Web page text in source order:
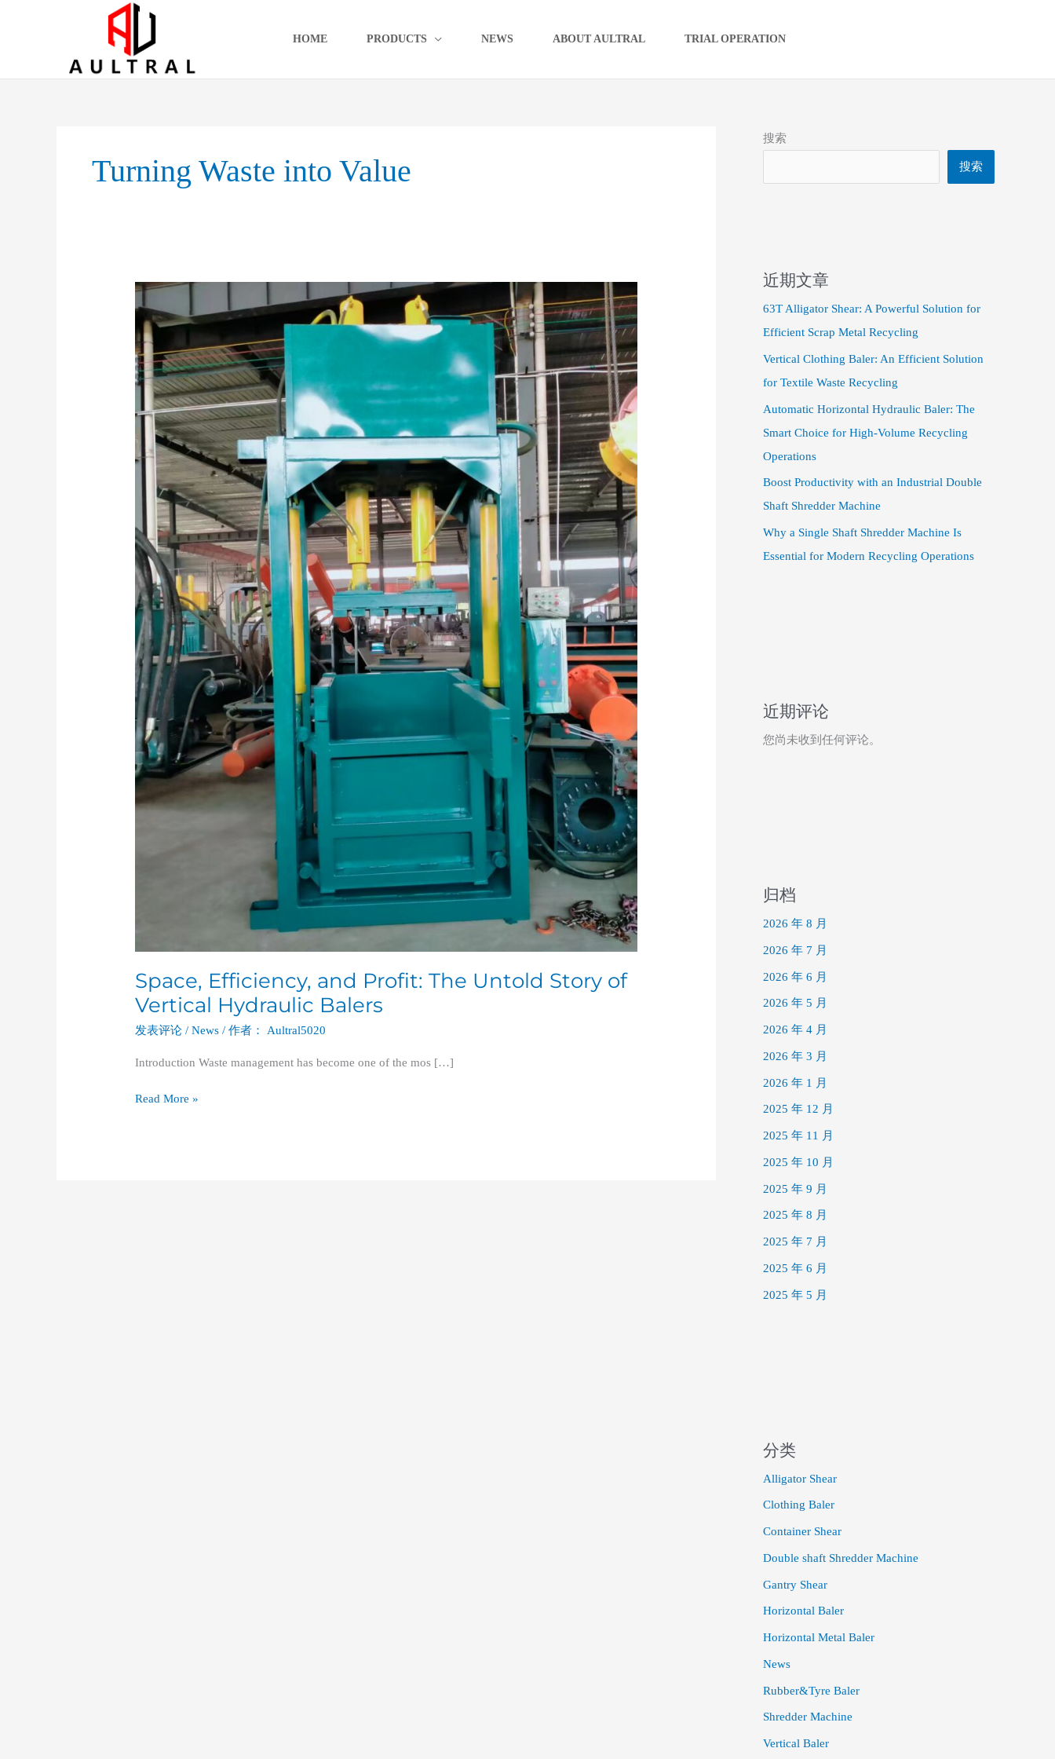
HOME PRODUCTS NEWS ABOUT AULTRAL TRIAL OPERATION
Turning Waste into Value
Space, Efficiency, and Profit: The Untold Story of
Vertical Hydraulic Balers
发表评论 /News / 作者： Aultral5020
Introduction Waste management has become one of the mos […]
Space,
Efficiency,
and
Profit:
The
Untold
Story
Vertical
Hydraulic
Balers
Read More »
搜索
搜索
近期文章
63T Alligator Shear: A Powerful Solution for
Efficient Scrap Metal Recycling
Vertical Clothing Baler: An Efficient Solution
for Textile Waste Recycling
Automatic Horizontal Hydraulic Baler: The
Smart Choice for High-Volume Recycling
Operations
Boost Productivity with an Industrial Double
Shaft Shredder Machine
Why a Single Shaft Shredder Machine Is
Essential for Modern Recycling Operations
近期评论
您尚未收到任何评论。
归档
2026 年 8 月
2026 年 7 月
2026 年 6 月
2026 年 5 月
2026 年 4 月
2026 年 3 月
2026 年 1 月
2025 年 12 月
2025 年 11 月
2025 年 10 月
2025 年 9 月
2025 年 8 月
2025 年 7 月
2025 年 6 月
2025 年 5 月
分类
Alligator Shear
Clothing Baler
Container Shear
Double shaft Shredder Machine
Gantry Shear
Horizontal Baler
Horizontal Metal Baler
News
Rubber&Tyre Baler
Shredder Machine
Vertical Baler